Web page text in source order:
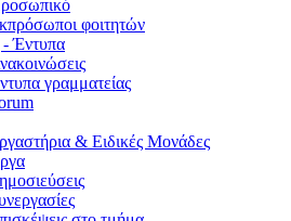
φοιτητών
- Έντυπα
γραμματείας
& Ειδικές Μονάδες